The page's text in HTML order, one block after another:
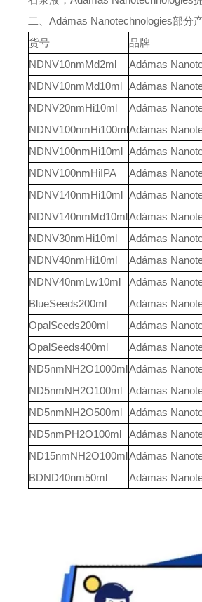
二、Adámas Nanotechnologies部分
货号
品牌
NDNV10nmMd2ml
Adámas
NDNV10nmMd10ml
Adámas
NDNV20nmHi10ml
Adámas
NDNV100nmHi100mlAdámas
NDNV100nmHi10ml Adámas
NDNV100nmHiIPA
Adámas
NDNV140nmHi10ml Adámas
NDNV140nmMd10mlAdámas
NDNV30nmHi10ml
Adámas
NDNV40nmHi10ml
Adámas
NDNV40nmLw10ml
Adámas
BlueSeeds200ml
Adámas
OpalSeeds200ml
Adámas
OpalSeeds400ml
Adámas
ND5nmNH2O1000mlAdámas
ND5nmNH2O100ml
Adámas
ND5nmNH2O500ml
Adámas
ND5nmPH2O100ml
Adámas
ND15nmNH2O100mlAdámas
BDND40nm50ml
Adámas